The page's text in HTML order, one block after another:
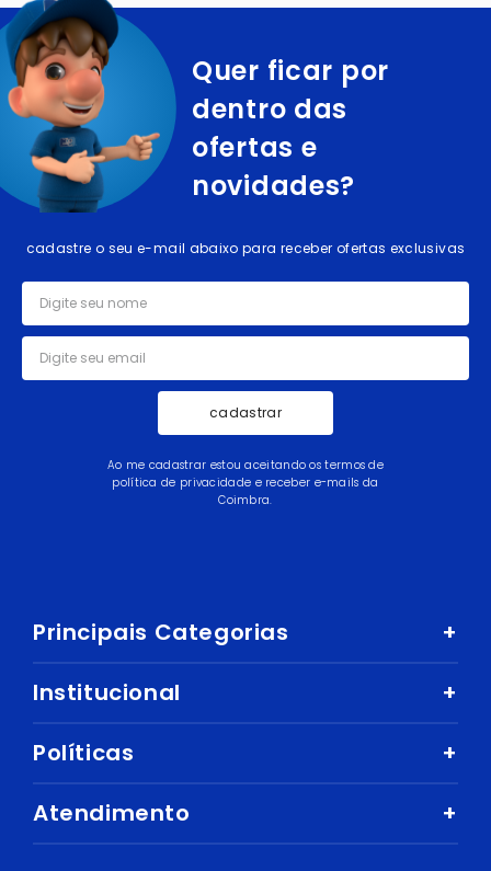
Quer ficar por
dentro das
ofertas e
novidades?
cadastre o seu e-mail abaixo para receber ofertas exclusivas
cadastrar
Ao me cadastrar estou aceitando os termos de
política de privacidade e receber e-mails da
Coimbra.
Principais Categorias +
Celular e Smartphone
Sandálias
Áudio
Institucional +
Nossa História
Nossas Lojas
Trabalhe Conosco
Políticas +
Como comprar
Política de Privacidade
Atendimento +